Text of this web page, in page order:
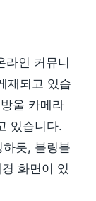
인 커뮤니
재되고 있습
울 카메라
있습니다.
듯, 블링블
화면이 있